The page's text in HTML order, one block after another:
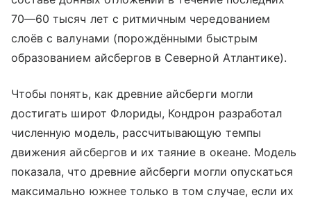
70—60 тысяч лет с ритмичным чередованием
слоёв с валунами (порождёнными быстрым
образованием айсбергов в Северной Атлантике).
Чтобы понять, как древние айсберги могли
достигать широт Флориды, Кондрон разработал
численную модель, рассчитывающую темпы
движения айсбергов и их таяние в океане. Модель
показала, что древние айсберги могли опускаться
максимально южнее только в том случае, если их